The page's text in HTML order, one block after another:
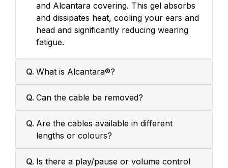
and Alcantara covering. This gel absorbs
and dissipates heat, cooling your ears and
head and significantly reducing wearing
fatigue.
Q. What is Alcantara®?
Q. Can the cable be removed?
Q. Are the cables available in different
lengths or colours?
Q. Is there a play/pause or volume control